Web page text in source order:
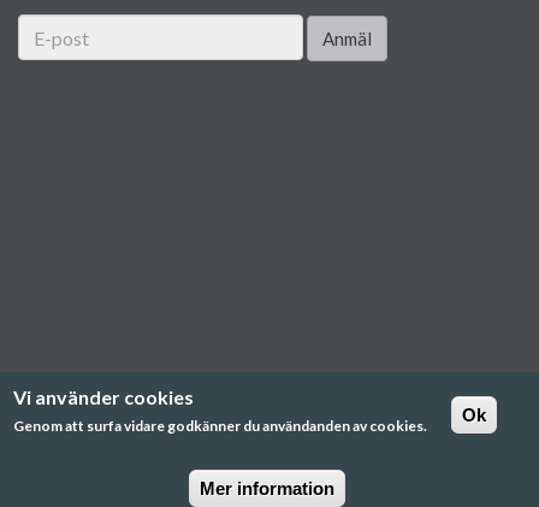
Anmäl
Vi använder cookies
Genom att surfa vidare godkänner du användanden av cookies.
Ok
Mer information